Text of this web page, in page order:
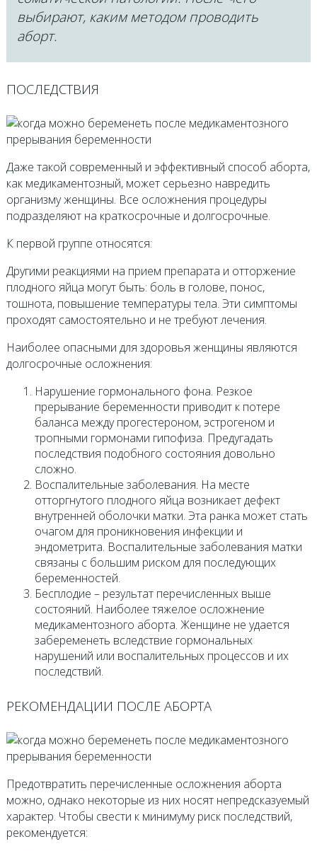
выбирают, каким методом проводить
аборт.
ПОСЛЕДСТВИЯ
Даже такой современный и эффективный способ аборта,
как медикаментозный, может серьезно навредить
организму женщины. Все осложнения процедуры
подразделяют на краткосрочные и долгосрочные.
К первой группе относятся:
Другими реакциями на прием препарата и отторжение
плодного яйца могут быть: боль в голове, понос,
тошнота, повышение температуры тела. Эти симптомы
проходят самостоятельно и не требуют лечения.
Наиболее опасными для здоровья женщины являются
долгосрочные осложнения:
Нарушение гормонального фона. Резкое
прерывание беременности приводит к потере
баланса между прогестероном, эстрогеном и
тропными гормонами гипофиза. Предугадать
последствия подобного состояния довольно
сложно.
Воспалительные заболевания. На месте
отторгнутого плодного яйца возникает дефект
внутренней оболочки матки. Эта ранка может стать
очагом для проникновения инфекции и
эндометрита. Воспалительные заболевания матки
связаны с большим риском для последующих
беременностей.
Бесплодие – результат перечисленных выше
состояний. Наиболее тяжелое осложнение
медикаментозного аборта. Женщине не удается
забеременеть вследствие гормональных
нарушений или воспалительных процессов и их
последствий.
РЕКОМЕНДАЦИИ ПОСЛЕ АБОРТА
Предотвратить перечисленные осложнения аборта
можно, однако некоторые из них носят непредсказуемый
характер. Чтобы свести к минимуму риск последствий,
рекомендуется: